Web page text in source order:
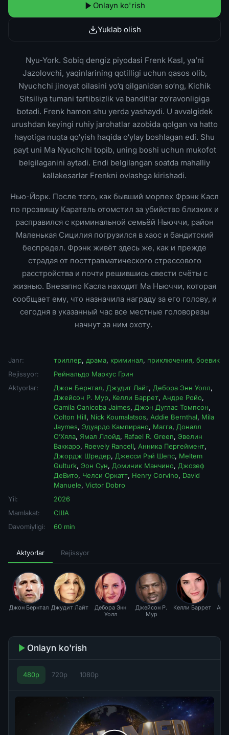
Onlayn ko'rish
Yuklab olish
Nyu-York. Sobiq dengiz piyodasi Frenk Kasl, ya’ni
Jazolovchi, yaqinlarining qotilligi uchun qasos olib,
Nyuchchi jinoyat oilasini yo‘q qilganidan so‘ng, Kichik
Sitsiliya tumani tartibsizlik va banditlar zo‘ravonligiga
botadi. Frenk hamon shu yerda yashaydi. U avvalgidek
urushdan keyingi ruhiy jarohatlar azobida qolgan va hatto
hayotiga nuqta qo‘yish haqida o‘ylay boshlagan edi. Shu
payt uni Ma Nyuchchi topib, uning boshi uchun mukofot
belgilaganini aytadi. Endi belgilangan soatda mahalliy
kallakesarlar Frenkni ovlashga kirishadi.
Нью-Йорк. После того, как бывший морпех Фрэнк Касл
по прозвищу Каратель отомстил за убийство близких и
расправился с криминальной семьёй Ньюччи, район
Маленькая Сицилия погрузился в хаос и бандитский
беспредел. Фрэнк живёт здесь же, как и прежде
страдая от посттравматического стрессового
расстройства и почти решившись свести счёты с
жизнью. Внезапно Касла находит Ма Ньюччи, которая
сообщает ему, что назначила награду за его голову, и
сегодня в указанный час все местные головорезы
начнут за ним охоту.
Janr: триллер, драма, криминал, приключения, боевик
Rejissyor:
Рейнальдо Маркус Грин
Aktyorlar:
Джон Бернтал, Джудит Лайт, Дебора Энн Уолл,
Джейсон Р. Мур, Келли Баррет, Андре Ройо,
Camila Canicoba Jaimes, Джон Дуглас Томпсон,
Colton Hill, Nick Koumalatsos, Addie Bernthal, Mila
Jaymes, Эдуардо Кампирано, Магга, Доналл
О’Хяла, Ямал Ллойд, Rafael R. Green, Эвелин
Ваккаро, Roevely Rancell, Анника Пергеймент,
Джордж Шредер, Джесси Рэй Шепс, Meltem
Gulturk, Эон Сун, Доминик Манчино, Джозеф
ДеВито, Челси Оркатт, Henry Corvino, David
Manuele, Victor Dobro
Yil:
2026
Mamlakat:
США
Davomiyligi:
60 min
Aktyorlar Rejissyor
Джон Бернтал Джудит Лайт
Дебора Энн
Уолл
Джейсон Р.
Мур
Келли Баррет
Onlayn ko'rish
480p 720p 1080p